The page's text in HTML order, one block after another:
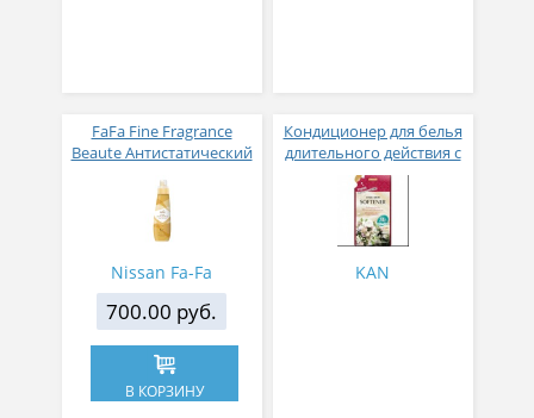
FaFa Fine Fragrance
Beaute Антистатический
с ароматом цветов,
мускуса и сандалового
дерева 600 мл
Nissan Fa-Fa
700.00 руб.
В КОРЗИНУ
Кондиционер для белья
длительного действия с
аромакапсулами с
экзотическим ароматом
500 мл
KAN